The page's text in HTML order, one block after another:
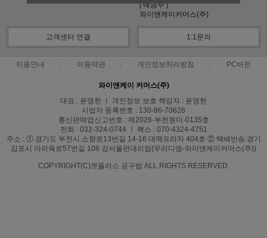
[ 예금주 ]
와이앤케이커머스(주)
고객센터 연결 1:1문의
이용안내 이용약관 개인정보처리방침 PC버전
와이앤케이 커머스(주)
대표 : 윤명헌 ㅣ 개인정보 보호 책임자 : 윤명헌
사업자 등록번호 : 130-86-70626
통신판매업신고번호 : 제2026-부천원미-0135호
전화 : 032-324-0744 ㅣ 팩스 : 070-4324-4751
주소 : ① 경기도 부천시 소향로13번길 14-16 대맥프라자 404호 ② 택배반송:경기
김포시 아라육로57번길 108 강서올펀대리점(우리디엠-와이앤케이커머스(주))
COPYRIGHT(C)캣플러스 공구밥 ALL RIGHTS RESERVED.